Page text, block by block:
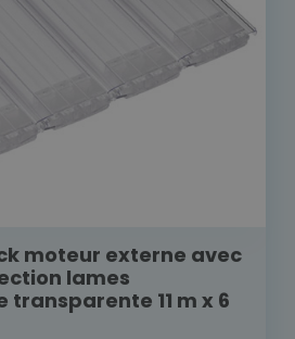
moteur externe avec
lames
11 m x 6